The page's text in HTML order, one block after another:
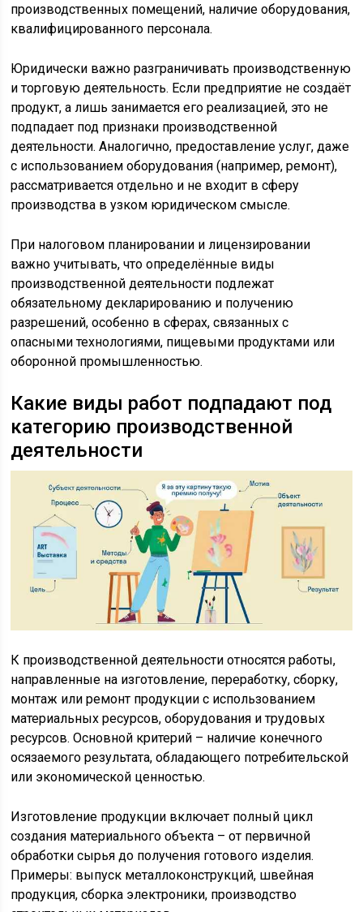
производственных помещений, наличие оборудования,
квалифицированного персонала.
Юридически важно разграничивать производственную
и торговую деятельность. Если предприятие не создаёт
продукт, а лишь занимается его реализацией, это не
подпадает под признаки производственной
деятельности. Аналогично, предоставление услуг, даже
с использованием оборудования (например, ремонт),
рассматривается отдельно и не входит в сферу
производства в узком юридическом смысле.
При налоговом планировании и лицензировании
важно учитывать, что определённые виды
производственной деятельности подлежат
обязательному декларированию и получению
разрешений, особенно в сферах, связанных с
опасными технологиями, пищевыми продуктами или
оборонной промышленностью.
Какие виды работ подпадают под
категорию производственной
деятельности
К производственной деятельности относятся работы,
направленные на изготовление, переработку, сборку,
монтаж или ремонт продукции с использованием
материальных ресурсов, оборудования и трудовых
ресурсов. Основной критерий – наличие конечного
осязаемого результата, обладающего потребительской
или экономической ценностью.
Изготовление продукции включает полный цикл
создания материального объекта – от первичной
обработки сырья до получения готового изделия.
Примеры: выпуск металлоконструкций, швейная
продукция, сборка электроники, производство